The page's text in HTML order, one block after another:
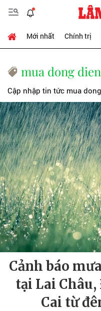
Mới nhất Chính trị
mua dong
Cập nhập tin tức mua
Cảnh báo
tại Lai
Cai từ